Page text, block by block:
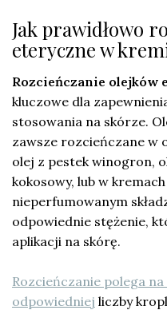
Jak prawidłowo
eteryczne w
Rozcieńczanie olejków
kluczowe dla
stosowania na skórze.
zawsze rozcieńczane w
olej z pestek winogron,
kokosowy, lub w
nieperfumowanym
odpowiednie stężenie,
aplikacji na skórę.
Rozcieńczanie polega
odpowiedniej liczby